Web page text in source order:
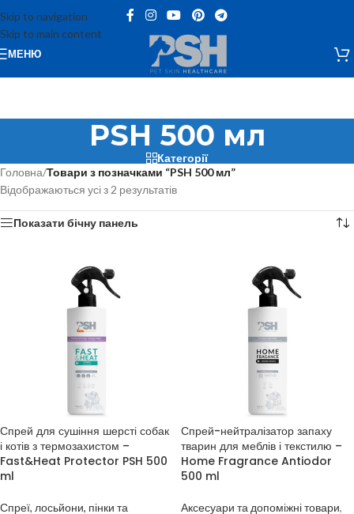
Skip to navigation
Skip to main content
МЕНЮ
PSH 500 мл
Категорії
Головна/Товари з позначками “PSH 500 мл”
Відображаються усі з 2 результатів
Показати бічну панель
Спрей для сушіння шерсті собак
і котів з термозахистом –
Fast&Heat Protector PSH 500
ml
Спреї, лосьйони, пінки та
Спрей-нейтралізатор запаху
тварин для меблів і текстилю –
Home Fragrance Antiodor
500 ml
Аксесуари та допоміжні товари,